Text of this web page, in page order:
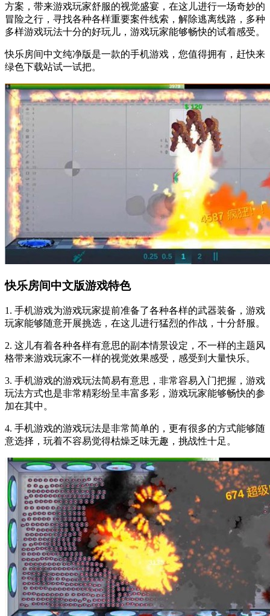
方案，带来游戏玩家舒服的视觉盛宴，在这儿进行一场奇妙的
冒险之行，寻找各种各样重要案件线索，解除逃离线路，多种
多样游戏玩法十分的好玩儿，游戏玩家能够畅快的试着感受。
快乐房间中文纯净版是一款的手机游戏，您值得拥有，赶快来
绿色下载站试一试把。
快乐房间中文版游戏特色
1. 手机游戏为游戏玩家提前准备了各种各样的武器装备，游戏
玩家能够随意开展挑选，在这儿进行猛烈的作战，十分舒服。
2. 这儿有着各种各样有意思的副本情景设定，不一样的主题风
格带来游戏玩家不一样的视觉效果感受，感受到大量快乐。
3. 手机游戏的游戏玩法简易有意思，非常容易入门把握，游戏
玩法方式也是非常精彩纷呈丰富多彩，游戏玩家能够畅快的参
加在其中。
4. 手机游戏的游戏玩法是非常简单的，更有很多的方式能够随
意选择，玩着不容易觉得枯燥乏味无趣，挑战性十足。